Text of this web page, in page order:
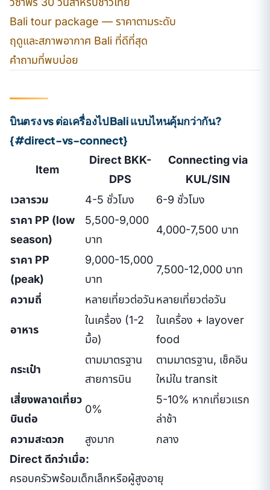
Bali tour package — ราคาตามระดับ
ฤดูและสภาพอากาศ Bali ที่ดีที่สุด
คำถามที่พบบ่อย
บินตรง vs ต่อเครื่องไป Bali แบบไหนคุ้มกว่ากัน?
{#direct-vs-connect}
Item
Direct BKK-
DPS
Connecting via
KUL/SIN
เวลารวม
4-5 ชั่วโมง
6-9 ชั่วโมง
ราคา PP (low
season)
5,500-9,000
บาท
4,000-7,500 บาท
ราคา PP
(peak)
9,000-15,000
บาท
7,500-12,000 บาท
ความถี่ หลายเที่ยวต่อวันหลายเที่ยวต่อวัน
อาหาร
ในเครื่อง (1-2
มื้อ)
ในเครื่อง + layover
food
กระเป๋า
ตามมาตรฐาน
สายการบิน
ตามมาตรฐาน, เช็คอิน
ใหม่ใน transit
เสี่ยงพลาดเที่ยว
บินต่อ
0%
5-10% หากเที่ยวแรก
ล่าช้า
ความสะดวก
สูงมาก
กลาง
Direct ดีกว่าเมื่อ:
ครอบครัวพร้อมเด็กเล็กหรือผู้สูงอายุ